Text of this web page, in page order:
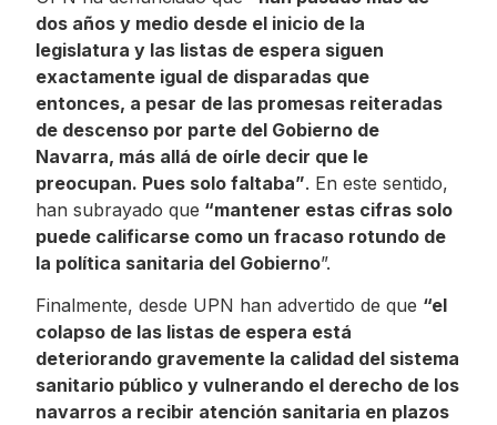
dos años y medio desde el inicio de la
legislatura y las listas de espera siguen
exactamente igual de disparadas que
entonces, a pesar de las promesas reiteradas
de descenso por parte del Gobierno de
Navarra, más allá de oírle decir que le
preocupan. Pues solo faltaba”. En este sentido,
han subrayado que “mantener estas cifras solo
puede calificarse como un fracaso rotundo de
la política sanitaria del Gobierno”.
Finalmente, desde UPN han advertido de que “el
colapso de las listas de espera está
deteriorando gravemente la calidad del sistema
sanitario público y vulnerando el derecho de los
navarros a recibir atención sanitaria en plazos